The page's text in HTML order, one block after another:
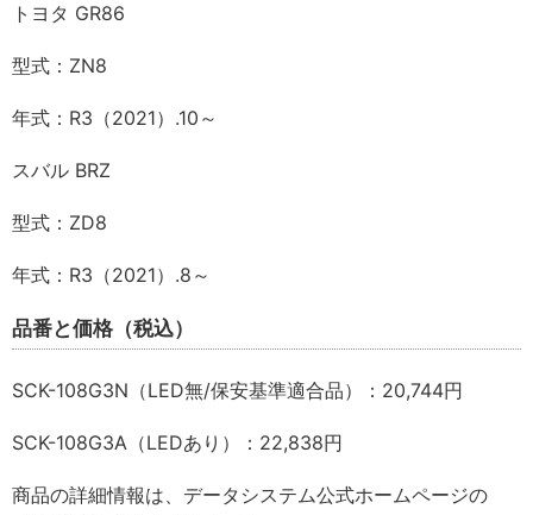
トヨタ GR86
型式：ZN8
年式：R3（2021）.10～
スバル BRZ
型式：ZD8
年式：R3（2021）.8～
品番と価格（税込）
SCK-108G3N（LED無/保安基準適合品）：20,744円
SCK-108G3A（LEDあり）：22,838円
商品の詳細情報は、データシステム公式ホームページの